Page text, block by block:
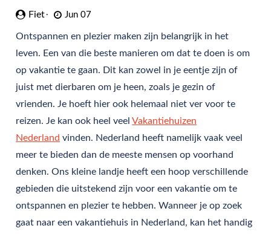
Fiet Jun 07
Ontspannen en plezier maken zijn belangrijk in het
leven. Een van die beste manieren om dat te doen is om
op vakantie te gaan. Dit kan zowel in je eentje zijn of
juist met dierbaren om je heen, zoals je gezin of
vrienden. Je hoeft hier ook helemaal niet ver voor te
reizen. Je kan ook heel veelVakantiehuizen
Nederland vinden. Nederland heeft namelijk vaak veel
meer te bieden dan de meeste mensen op voorhand
denken. Ons kleine landje heeft een hoop verschillende
gebieden die uitstekend zijn voor een vakantie om te
ontspannen en plezier te hebben. Wanneer je op zoek
gaat naar een vakantiehuis in Nederland, kan het handig